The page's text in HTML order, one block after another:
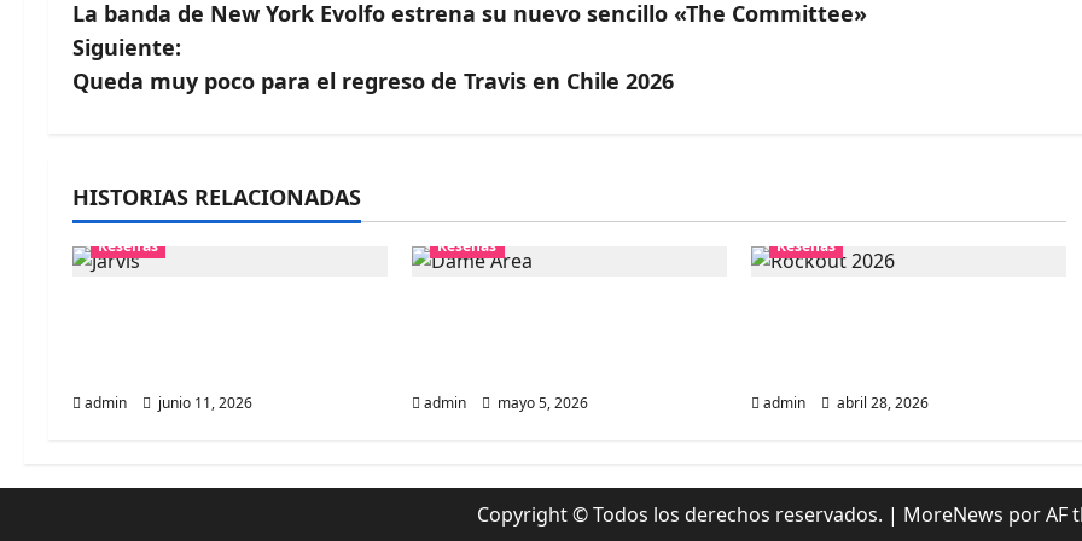
a
v
g
a
ó
d
La banda de New York Evolfo estrena su nuevo sencillo «The Committee»
Siguiente:
Queda muy poco para el regreso de Travis en Chile 2026
HISTORIAS RELACIONADAS
Reseñas
admin junio 11, 2026
Reseñas
admin mayo 5, 2026
Reseñas
admin abril 28, 2026
Copyright © Todos los derechos reservados. | MoreNews por AF